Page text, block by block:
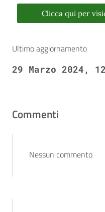
Clicca qui per
Ultimo aggiornamento
29 Marzo 2024,
Commenti
Nessun commento